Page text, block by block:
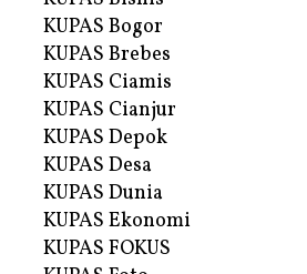
KUPAS Bogor
KUPAS Brebes
KUPAS Ciamis
KUPAS Cianjur
KUPAS Depok
KUPAS Desa
KUPAS Dunia
KUPAS Ekonomi
KUPAS FOKUS